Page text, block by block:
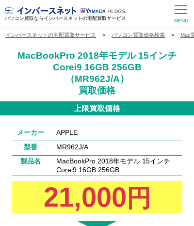
パソコン買取ならインバースネットの宅配買取サービス
インバースネットの宅配買取サービス > パソコン買取価格検索 > Mac
MacBookPro 2018年モデル 15インチ
Corei9 16GB 256GB
（MR962J/A）
買取価格
上限買取価格
メーカー
APPLE
型番
MR962J/A
製品名
MacBookPro 2018年モデル 15インチ
Corei9 16GB 256GB
21,000 円